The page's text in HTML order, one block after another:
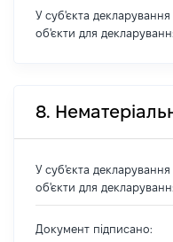
У суб'єкта декларування
об'єкти для
8.
У суб'єкта декларування
об'єкти для
Документ підписано: